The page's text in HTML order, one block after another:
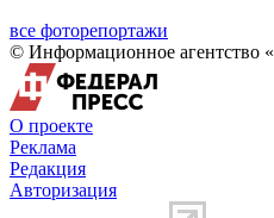
все фоторепортажи
© Информационное агентство
О проекте
Реклама
Редакция
Авторизация